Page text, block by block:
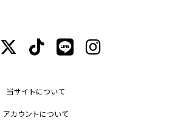
当サイトについて
アカウントについて